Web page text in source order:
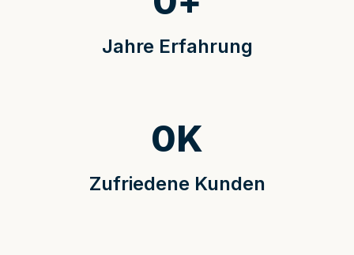
Jahre Erfahrung
Zufriedene Kunden
0K